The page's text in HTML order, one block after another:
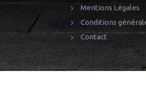
Mentions Légales
Conditions
Contact